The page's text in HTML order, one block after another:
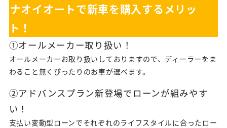
ナオイオートで新車を購入するメリッ
ト！
①オールメーカー取り扱い！
オールメーカーお取り扱いしておりますので、ディーラーをま
わること無くぴったりのお車が選べます。
②アドバンスプラン新登場でローンが組みやす
い！
支払い変動型ローンでそれぞれのライフスタイルに合ったロー